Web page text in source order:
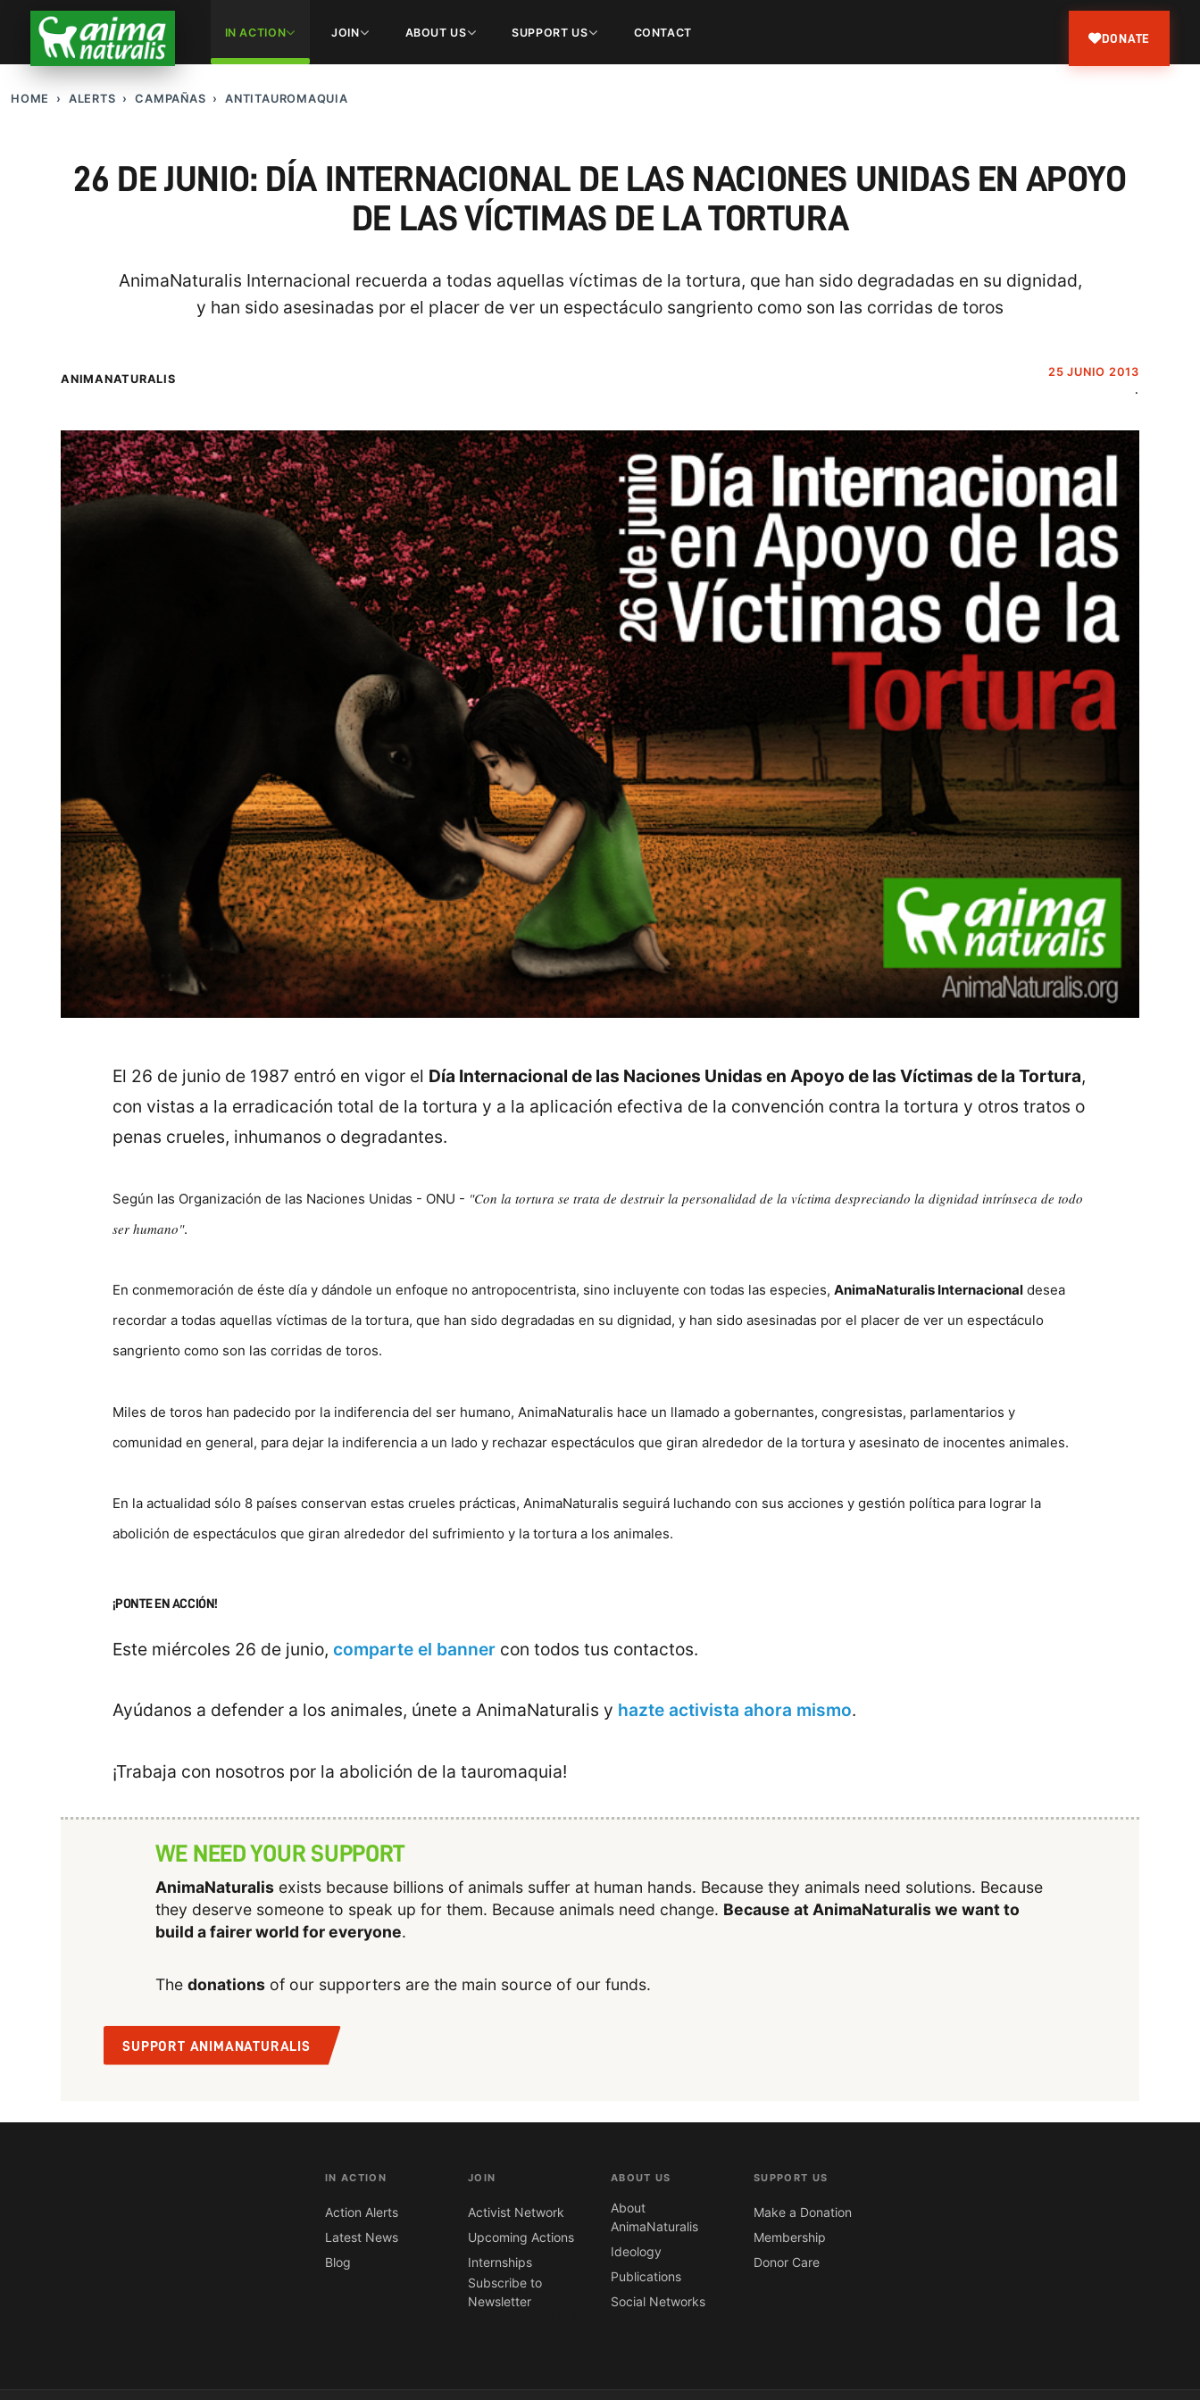
IN ACTION JOIN ABOUT US SUPPORT US CONTACT DONATE
HOME ALERTS CAMPAÑAS ANTITAUROMAQUIA
26 DE JUNIO: DÍA INTERNACIONAL DE LAS NACIONES UNIDAS EN APOYO
DE LAS VÍCTIMAS DE LA TORTURA
AnimaNaturalis Internacional recuerda a todas aquellas víctimas de la tortura, que han sido degradadas en su dignidad,
y han sido asesinadas por el placer de ver un espectáculo sangriento como son las corridas de toros
ANIMANATURALIS
25 JUNIO 2013
.
El 26 de junio de 1987 entró en vigor el Día Internacional de las Naciones Unidas en Apoyo de las Víctimas de la Tortura,
con vistas a la erradicación total de la tortura y a la aplicación efectiva de la convención contra la tortura y otros tratos o
penas crueles, inhumanos o degradantes.
Según las Organización de las Naciones Unidas - ONU - "Con la tortura se trata de destruir la personalidad de la víctima despreciando la dignidad intrínseca de todo
ser humano".
En conmemoración de éste día y dándole un enfoque no antropocentrista, sino incluyente con todas las especies, AnimaNaturalis Internacionaldesea
recordar a todas aquellas víctimas de la tortura, que han sido degradadas en su dignidad, y han sido asesinadas por el placer de ver un espectáculo
sangriento como son las corridas de toros.
Miles de toros han padecido por la indiferencia del ser humano, AnimaNaturalis hace un llamado a gobernantes, congresistas, parlamentarios y
comunidad en general, para dejar la indiferencia a un lado y rechazar espectáculos que giran alrededor de la tortura y asesinato de inocentes animales.
En la actualidad sólo 8 países conservan estas crueles prácticas, AnimaNaturalis seguirá luchando con sus acciones y gestión política para lograr la
abolición de espectáculos que giran alrededor del sufrimiento y la tortura a los animales.
¡PONTE EN ACCIÓN!
Este miércoles 26 de junio, comparte el bannercon todos tus contactos.
Ayúdanos a defender a los animales, únete a AnimaNaturalis y hazte activista ahora mismo.
¡Trabaja con nosotros por la abolición de la tauromaquia!
WE NEED YOUR SUPPORT
AnimaNaturalisexists because billions of animals suffer at human hands. Because they animals need solutions. Because
they deserve someone to speak up for them. Because animals need change. Because at AnimaNaturalis we want to
build a fairer world for everyone.
The donationsof our supporters are the main source of our funds.
SUPPORT ANIMANATURALIS
IN ACTION
Action Alerts
Latest News
Blog
JOIN
Activist Network
Upcoming Actions
Internships
Subscribe to
Newsletter
ABOUT US
About
AnimaNaturalis
Ideology
Publications
Social Networks
SUPPORT US
Make a Donation
Membership
Donor Care